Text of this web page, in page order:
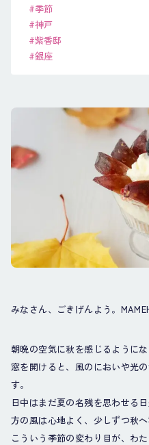
#季節
#神戸
#紫香邸
#銀座
みなさん、ごきげんよう。
朝晩の空気に秋を感じるようにな
窓を開けると、風のにおいや光
す。
日中はまだ夏の名残を思わせる
方の風は心地よく、少しずつ秋
こういう季節の変わり目が、わ